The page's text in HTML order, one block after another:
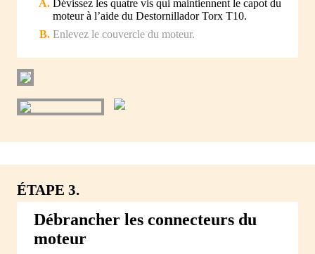
Dévissez les quatre vis qui maintiennent le capot du
moteur à l’aide du Destornillador Torx T10.
Enlevez le couvercle du moteur.
ÉTAPE 3.
Débrancher les connecteurs du
moteur